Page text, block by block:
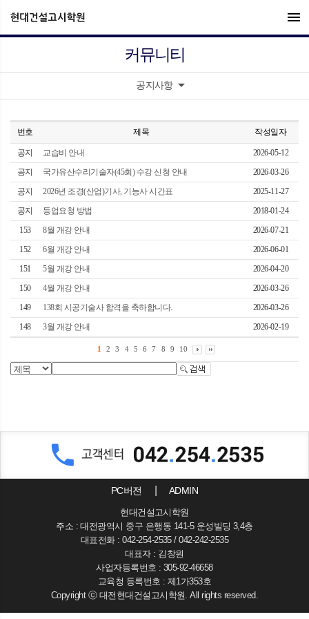
menu
커뮤니티
공지사항arrow_drop_down
번호 제목 작성일자
공지 교습비 안내
2026-05-12
공지
국가유산수리기술자(45회) 수강 신청 안내
2026-03-26
공지
2026년 조경(산업)기사, 기능사 시간표
2025-11-27
공지
등업요청 방법
2018-01-24
153
8월 개강 안내
2026-07-21
152
6월 개강 안내
2026-06-01
151
5월 개강 안내
2026-04-20
150
4월 개강 안내
2026-03-26
149
138회 시공기술사 합격을 축하합니다.
2026-03-26
148
3월 개강 안내 2026-02-19
1 2 3 4 5 6 7 8 9 10
PC버전 ADMIN
현대건설고시학원
주소 : 대전광역시 중구 은행동 141-5 운성빌딩 3,4층
대표전화 : 042-254-2535 / 042-242-2535
대표자 : 김창원
사업자등록번호 : 305-92-46658
교육청 등록번호 : 제1가353호
Copyright ⓒ 대전현대건설고시학원. All rights reserved.